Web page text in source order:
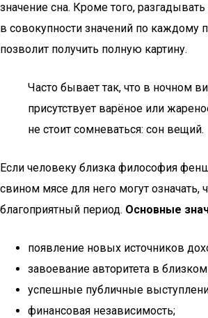
значение сна. Кроме того,
в совокупности значений по каждому
позволит получить полную картину.
Часто бывает так, что в ночном
присутствует варёное или
не стоит сомневаться: сон вещий.
Если человеку близка философия
свином мясе для него могут означать,
благоприятный период. Основные
появление новых источников
завоевание авторитета в
успешные публичные
финансовая независимость;